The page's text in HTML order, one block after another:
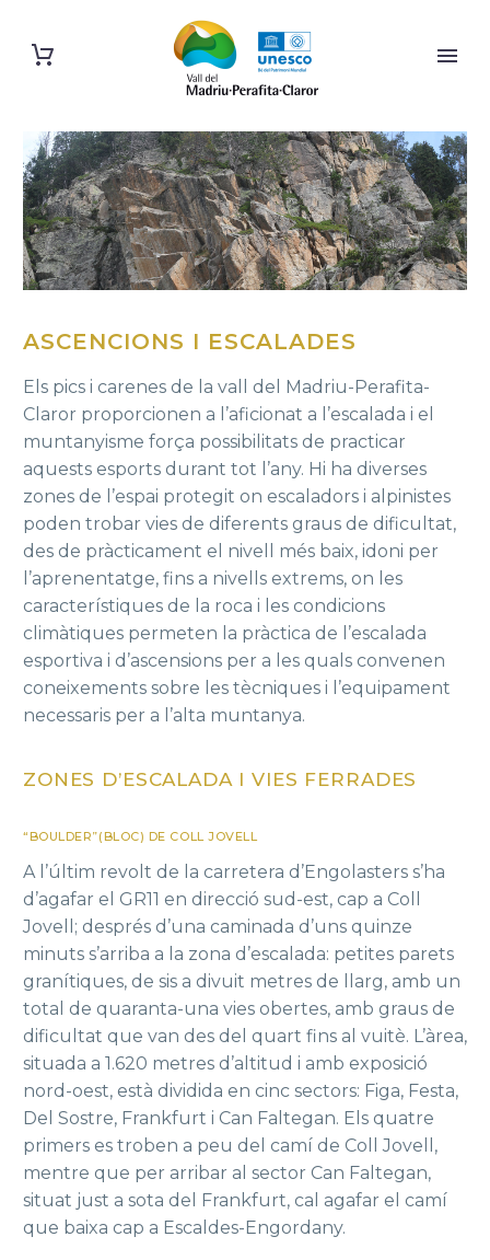
ASCENCIONS I ESCALADES
Els pics i carenes de la vall del Madriu-Perafita-
Claror proporcionen a l’aficionat a l’escalada i el
muntanyisme força possibilitats de practicar
aquests esports durant tot l’any. Hi ha diverses
zones de l’espai protegit on escaladors i alpinistes
poden trobar vies de diferents graus de dificultat,
des de pràcticament el nivell més baix, idoni per
l’aprenentatge, fins a nivells extrems, on les
característiques de la roca i les condicions
climàtiques permeten la pràctica de l’escalada
esportiva i d’ascensions per a les quals convenen
coneixements sobre les tècniques i l’equipament
necessaris per a l’alta muntanya.
ZONES D’ESCALADA I VIES FERRADES
“BOULDER”(BLOC) DE COLL JOVELL
A l’últim revolt de la carretera d’Engolasters s’ha
d’agafar el GR11 en direcció sud-est, cap a Coll
Jovell; després d’una caminada d’uns quinze
minuts s’arriba a la zona d’escalada: petites parets
granítiques, de sis a divuit metres de llarg, amb un
total de quaranta-una vies obertes, amb graus de
dificultat que van des del quart fins al vuitè. L’àrea,
situada a 1.620 metres d’altitud i amb exposició
nord-oest, està dividida en cinc sectors: Figa, Festa,
Del Sostre, Frankfurt i Can Faltegan. Els quatre
primers es troben a peu del camí de Coll Jovell,
mentre que per arribar al sector Can Faltegan,
situat just a sota del Frankfurt, cal agafar el camí
que baixa cap a Escaldes-Engordany.